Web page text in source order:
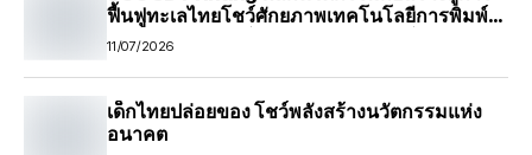
ฟื้นฟูทะเลไทยโชว์ศักยภาพเทคโนโลยีการพิมพ์
สามมิติ ต่อยอดสู่โซลูชันก่อสร้างและโครงสร้าง
11/07/2026
เด็กไทยปล่อยของ โชว์พลังสร้างนวัตกรรมแห่ง
อนาคต